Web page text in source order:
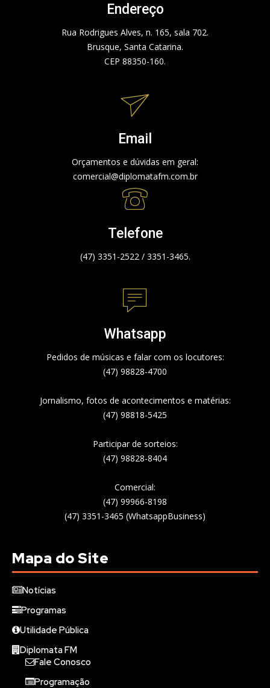
Endereço
Rua Rodrigues Alves, n. 165, sala 702.
Brusque, Santa Catarina.
CEP 88350-160.
Email
Orçamentos e dúvidas em geral:
comercial@diplomatafm.com.br
Telefone
(47) 3351-2522 / 3351-3465.
Whatsapp
Pedidos de músicas e falar com os locutores:
(47) 98828-4700
Jornalismo, fotos de acontecimentos e matérias:
(47) 98818-5425
Participar de sorteios:
(47) 98828-8404
Comercial:
(47) 99966-8198
(47) 3351-3465 (WhatsappBusiness)
Mapa do Site
Notícias
Programas
Utilidade Pública
Diplomata FM
Fale Conosco
Programação